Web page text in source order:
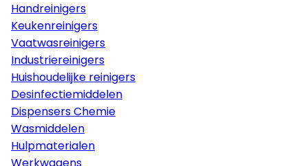
Handreinigers
Keukenreinigers
Vaatwasreinigers
Industriereinigers
Huishoudelijke reinigers
Desinfectiemiddelen
Dispensers Chemie
Wasmiddelen
Hulpmaterialen